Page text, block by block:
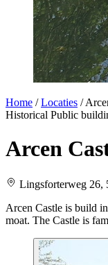
Home / Locaties /
Historical Public
Arcen
Lingsforterweg 26,
Arcen Castle is build
moat. The Castle is